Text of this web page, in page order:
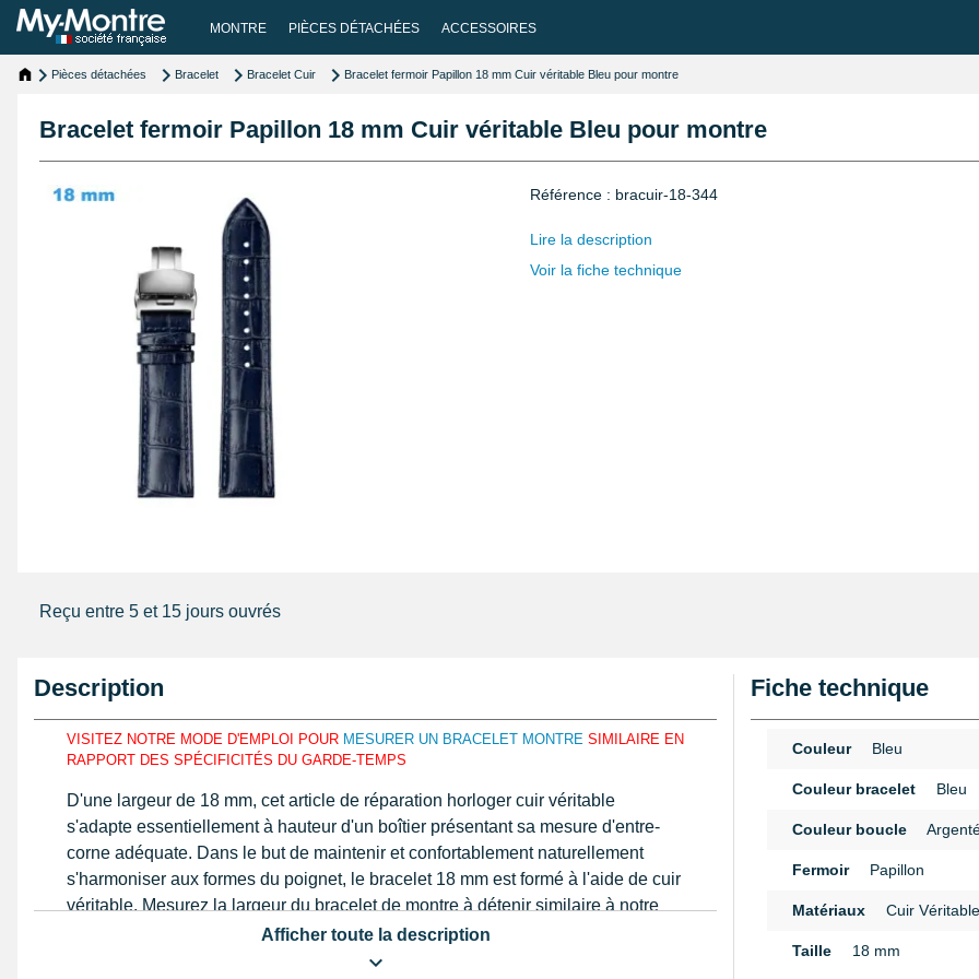
MONTRE PIÈCES DÉTACHÉES ACCESSOIRES
Pièces détachées Bracelet Bracelet Cuir Bracelet fermoir Papillon 18 mm Cuir véritable Bleu pour montre
Bracelet fermoir Papillon 18 mm Cuir véritable Bleu pour montre
Référence : bracuir-18-344
Lire la description
Voir la fiche technique
Reçu entre 5 et 15 jours ouvrés
Description
VISITEZ NOTRE MODE D'EMPLOI POUR MESURER UN BRACELET MONTRE SIMILAIRE EN
RAPPORT DES SPÉCIFICITÉS DU GARDE-TEMPS
D'une largeur de 18 mm, cet article de réparation horloger cuir véritable
s'adapte essentiellement à hauteur d'un boîtier présentant sa mesure d'entre-
corne adéquate. Dans le but de maintenir et confortablement naturellement
s'harmoniser aux formes du poignet, le bracelet 18 mm est formé à l'aide de cuir
véritable. Mesurez la largeur du bracelet de montre à détenir similaire à notre
pied à coulisse de précisionou une règle et trouvez la
mensuration exacte. Ce produit 18 mm est fait avec du cuir véritable possédant
Afficher toute la description
Fiche technique
Couleur Bleu
Couleur bracelet Bleu
Couleur boucle
Fermoir Papillon
Matériaux Cuir Véritable
Taille 18 mm